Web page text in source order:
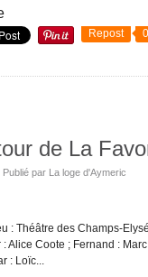
Repost 0
de La
Publié par La loge d'Aymeric
: Théâtre des Champs-
Alice Coote ; Fernand :
: Loïc...